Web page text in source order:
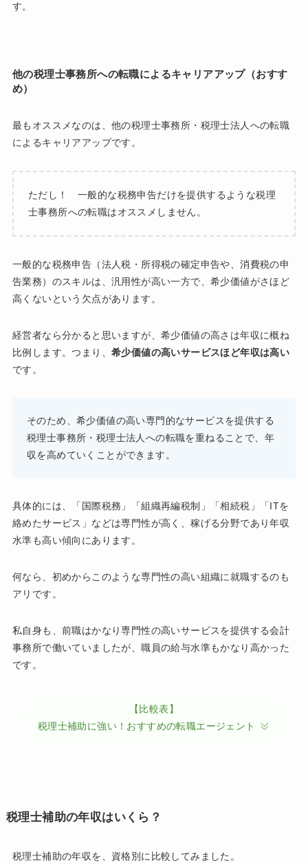
す。
他の税理士事務所への転職によるキャリアアップ（おすす
め）
最もオススメなのは、他の税理士事務所・税理士法人への転職
によるキャリアアップです。
ただし！ 一般的な税務申告だけを提供するような税理
士事務所への転職はオススメしません。
一般的な税務申告（法人税・所得税の確定申告や、消費税の申
告業務）のスキルは、汎用性が高い一方で、希少価値がさほど
高くないという欠点があります。
経営者なら分かると思いますが、希少価値の高さは年収に概ね
比例します。つまり、 希少価値の高いサービスほど年収は高い
です。
そのため、希少価値の高い専門的なサービスを提供する
税理士事務所・税理士法人への転職を重ねることで、年
収を高めていくことができます。
具体的には、「国際税務」「組織再編税制」「相続税」「ITを
絡めたサービス」などは専門性が高く、稼げる分野であり年収
水準も高い傾向にあります。
何なら、初めからこのような専門性の高い組織に就職するのも
アリです。
私自身も、前職はかなり専門性の高いサービスを提供する会計
事務所で働いていましたが、職員の給与水準もかなり高かった
です。
【比較表】
税理士補助に強い！おすすめの転職エージェント
税理士補助の年収はいくら？
税理士補助の年収を、資格別に比較してみました。